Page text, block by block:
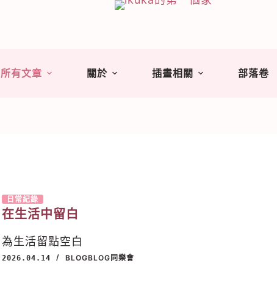
所有文章 關於 插畫相關 部落卷
日常紀錄
在生活中留白
為生活留點空白
2026.04.14 BLOGBLOG同樂會